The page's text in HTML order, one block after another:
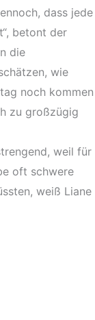
dass jede
betont der
die
wie
noch kommen
zu großzügig
weil für
oft schwere
weiß Liane